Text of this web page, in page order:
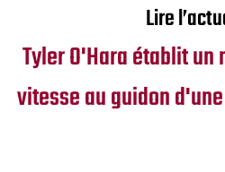
Lire
Tyler O'Hara établit
vitesse au guidon